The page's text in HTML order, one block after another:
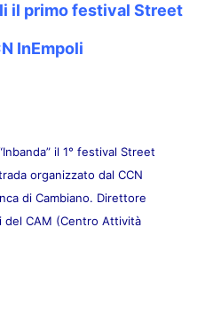
il primo festival Street
InEmpoli
il 1° festival Street
organizzato dal CCN
di Cambiano. Direttore
del CAM (Centro Attività